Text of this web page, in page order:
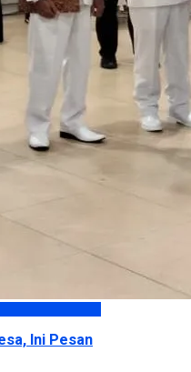
Ini Pesan